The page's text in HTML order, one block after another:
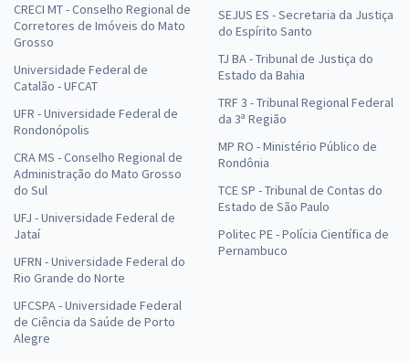
CRECI MT - Conselho Regional de
Corretores de Imóveis do Mato
Grosso
Universidade Federal de
Catalão - UFCAT
UFR - Universidade Federal de
Rondonópolis
CRA MS - Conselho Regional de
Administração do Mato Grosso
do Sul
UFJ - Universidade Federal de
Jataí
UFRN - Universidade Federal do
Rio Grande do Norte
UFCSPA - Universidade Federal
de Ciência da Saúde de Porto
Alegre
SEJUS ES - Secretaria da Justiça
do Espírito Santo
TJ BA - Tribunal de Justiça do
Estado da Bahia
TRF 3 - Tribunal Regional Federal
da 3ª Região
MP RO - Ministério Público de
Rondônia
TCE SP - Tribunal de Contas do
Estado de São Paulo
Politec PE - Polícia Científica de
Pernambuco